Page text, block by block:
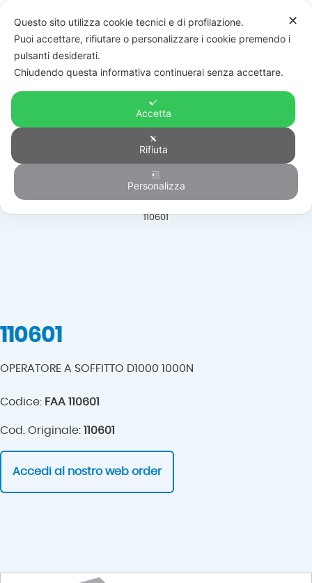
Automazione
HOME/PRODOTTI/AUTOMAZIONE/PORTE BASCULANTI SEZIONALI/
110601
110601
OPERATORE A SOFFITTO D1000 1000N
Codice: FAA 110601
Cod. Originale: 110601
Accedi al nostro web order
✕
Questo sito utilizza cookie tecnici e di profilazione.
Puoi accettare, rifiutare o personalizzare i cookie premendo i
pulsanti desiderati.
Chiudendo questa informativa continuerai senza accettare.
Accetta
Rifiuta
Personalizza